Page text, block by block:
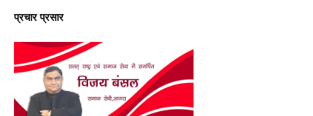
प्रचार प्रसार